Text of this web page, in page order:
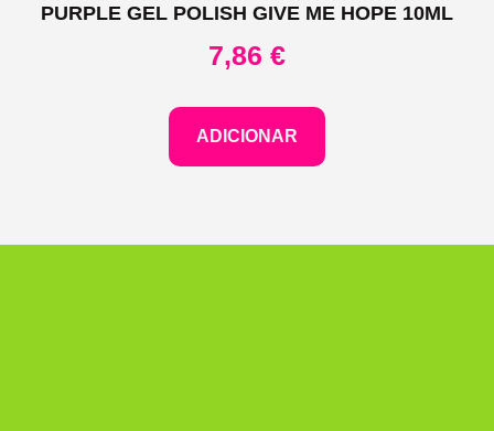
PURPLE GEL POLISH GIVE ME HOPE 10ML
7,86 €
ADICIONAR